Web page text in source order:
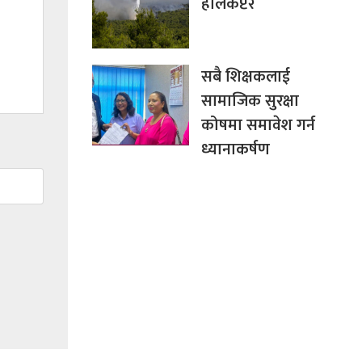
सबै शिक्षकलाई
सामाजिक सुरक्षा
कोषमा समावेश गर्न
ध्यानाकर्षण